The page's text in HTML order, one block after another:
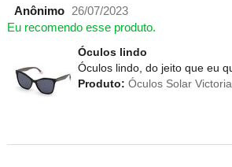
Anônimo 26/07/2023
Eu recomendo esse produto.
Óculos lindo
Óculos lindo, do jeito que eu
Produto: Óculos Solar